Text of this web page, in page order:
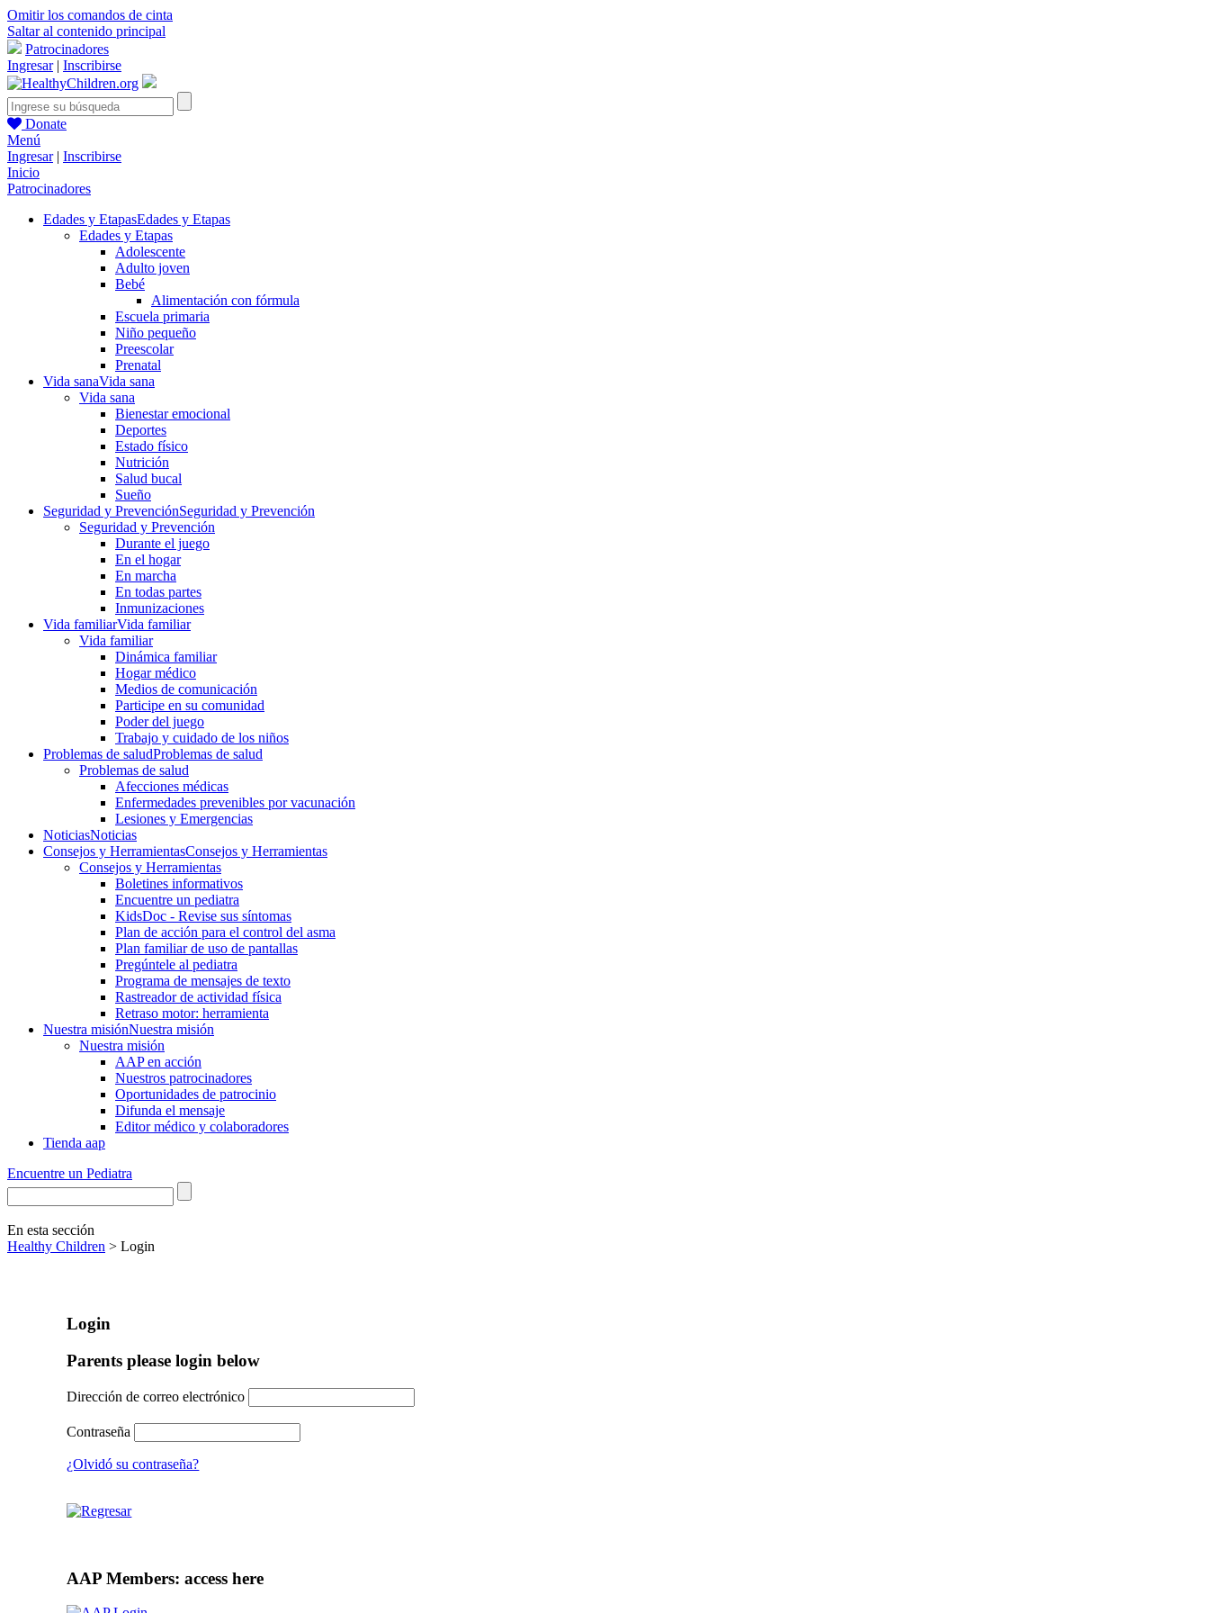
Omitir los comandos de cinta
Saltar al contenido principal
Patrocinadores
Ingresar| Inscribirse
Donate
Menú
Ingresar| Inscribirse
Inicio
Patrocinadores
Edades y EtapasEdades y Etapas
Edades y Etapas
Adolescente
Adulto joven
Bebé
Alimentación con fórmula
Escuela primaria
Niño pequeño
Preescolar
Prenatal
Vida sanaVida sana
Vida sana
Bienestar emocional
Deportes
Estado físico
Nutrición
Salud bucal
Sueño
Seguridad y PrevenciónSeguridad y Prevención
Seguridad y Prevención
Durante el juego
En el hogar
En marcha
En todas partes
Inmunizaciones
Vida familiarVida familiar
Vida familiar
Dinámica familiar
Hogar médico
Medios de comunicación
Participe en su comunidad
Poder del juego
Trabajo y cuidado de los niños
Problemas de saludProblemas de salud
Problemas de salud
Afecciones médicas
Enfermedades prevenibles por vacunación
Lesiones y Emergencias
NoticiasNoticias
Consejos y HerramientasConsejos y Herramientas
Consejos y Herramientas
Boletines informativos
Encuentre un pediatra
KidsDoc - Revise sus síntomas
Plan de acción para el control del asma
Plan familiar de uso de pantallas
Pregúntele al pediatra
Programa de mensajes de texto
Rastre​​ador de activida​d física
Retraso motor: herramienta
Nuestra misiónNuestra misión
Nuestra misión
AAP en acción
Nuestros patrocinadores
Oportunidades de patrocinio
Difunda el mensaje
Editor médico y colaboradores
Tienda aap
Encuentre un Pediatra
En esta sección
Healthy Children > Login
Login
Parents please login below
Dirección de correo electrónico
Contraseña
¿Olvidó su contraseña?
AAP Members: access here